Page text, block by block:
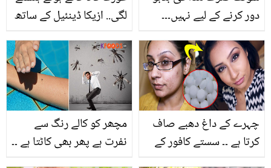
لگی.. ازیکا ڈینئیل کے ساتھ
تھا؟ رونگٹے کھڑے کردینے
والا واقعہ
دور کرنے کے لیے نہیں۔۔۔
جو آپ کو بڑے مسائل سے
محفوظ رکھ سکتے ہیں
مچھر کو کالے رنگ سے
نفرت ہے پھر بھی کاٹتا ہے ۔۔
چہرے کے داغ دھبے صاف
کرتا ہے ۔۔ سستے کافور کے